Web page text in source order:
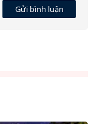
Gửi bình luận